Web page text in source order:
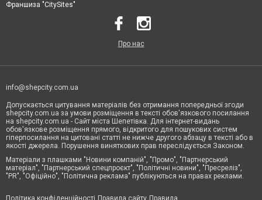
Франшиза "CitySites"
Про нас
info@shepcity.com.ua
Допускається цитування матеріалів без отримання попередньої згоди
shepcity.com.ua за умови розміщення в тексті обов'язкового посилання
на shepcity.com.ua - Сайт міста Шепетівка. Для інтернет-видань
обов'язкове розміщення прямого, відкритого для пошукових систем
гіперпосилання на цитовані статті не нижче другого абзацу в тексті або в
якості джерела. Порушення виняткових прав переслідується Законом.
Матеріали з плашками "Новини компаній", "Промо", "Партнерський
матеріал", "Партнерський спецпроєкт", "Політичні новини", "Пресреліз",
"PR", "Офіційно", "Політична реклама" публікуються на правах реклами.
Політика конфіденційності Правила сайту Правила